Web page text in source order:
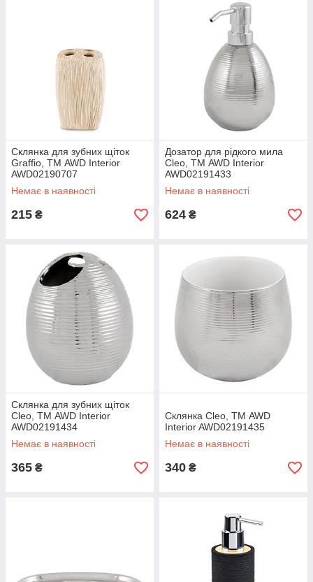
Склянка для зубних щіток
Graffio, ТМ AWD Interior
AWD02190707
Немає в наявності
215 ₴
Дозатор для рідкого мила
Cleo, ТМ AWD Interior
AWD02191433
Немає в наявності
624 ₴
Склянка для зубних щіток
Cleo, ТМ AWD Interior
AWD02191434
Немає в наявності
365 ₴
Склянка Cleo, ТМ AWD
Interior AWD02191435
Немає в наявності
340 ₴